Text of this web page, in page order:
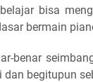
bisa
bermain
benar
dan begitupun